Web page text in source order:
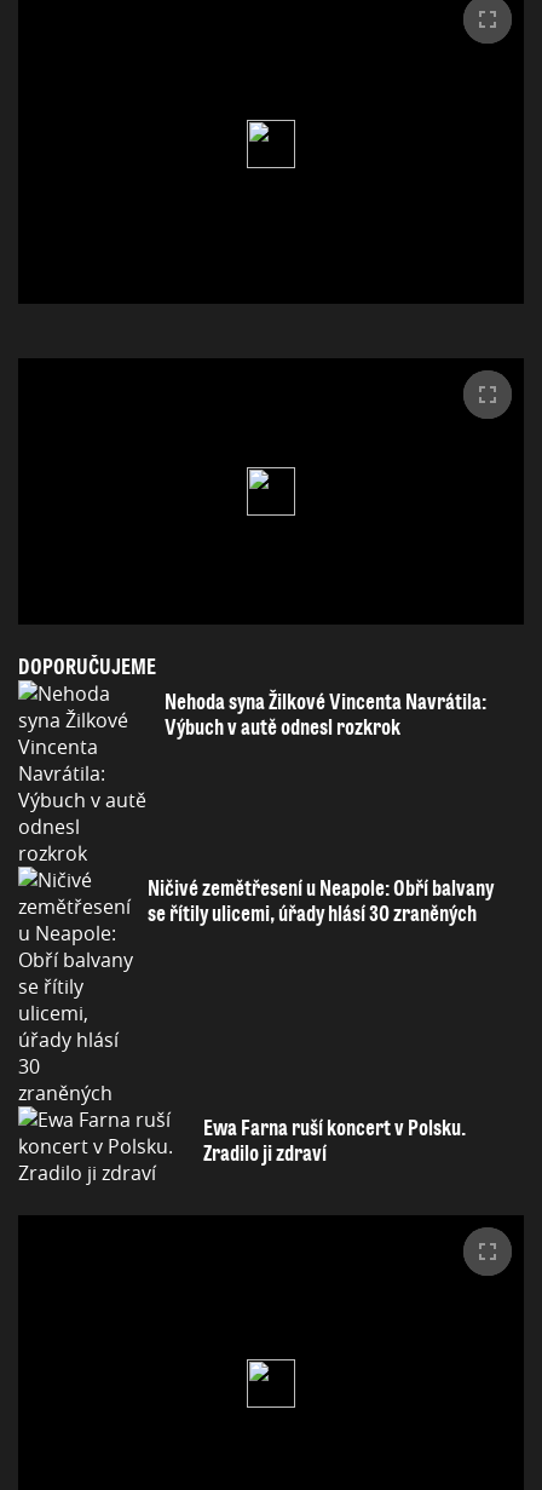
DOPORUČUJEME
Nehoda syna Žilkové Vincenta Navrátila:
Výbuch v autě odnesl rozkrok
Ničivé zemětřesení u Neapole: Obří balvany
se řítily ulicemi, úřady hlásí 30 zraněných
Ewa Farna ruší koncert v Polsku.
Zradilo ji zdraví